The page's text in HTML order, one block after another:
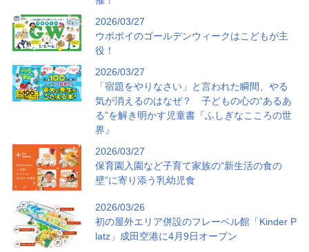
2026/03/27
ウポポイのゴールデンウィークはこどもが主
役！
2026/03/27
「宿題をやりなさい」と言われた瞬間、やる
気が消えるのはなぜ？ 子どもの心の“あるあ
る”を解き明かす児童書『ふしぎなこころの世
界』
2026/03/27
保育園入園など子育て家族の“新生活の食の
壁”に寄り添う乳幼児食
2026/03/26
初の屋外エリア併設のフレーベル館「Kinder P
latz」成田空港に4月9日オープン